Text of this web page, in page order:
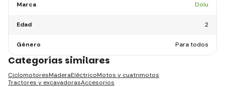
Marca Dolu
Edad 2
Género Para todos
Categorías similares
CiclomotoresMaderaEléctricoMotos y cuatrimotos
Tractores y excavadorasAccesorios